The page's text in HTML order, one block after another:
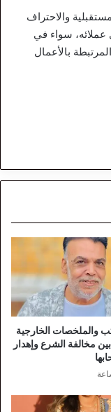
والاحتراف
عملائه، سواء في
بالأعمال
والملخصات الخارجية
مخالفة الشرع وإهدار